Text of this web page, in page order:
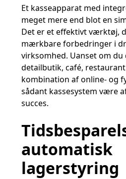
Et kasseapparat med
meget mere end blot en
Det er et effektivt værktøj,
mærkbare forbedringer i
virksomhed. Uanset om du
detailbutik, café,
kombination af online- og
sådant kassesystem være
succes.
automatisk
lagerstyring